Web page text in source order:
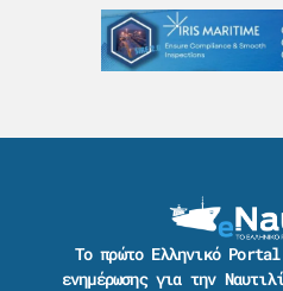
Το πρώτο Ελληνικό Portal
ενημέρωσης για την